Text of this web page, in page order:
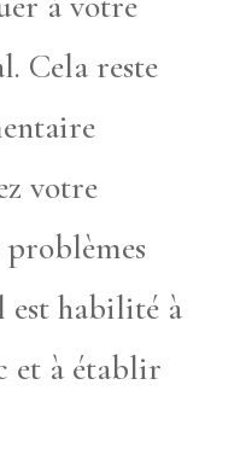
Cela reste
votre
est habilité à
et à établir